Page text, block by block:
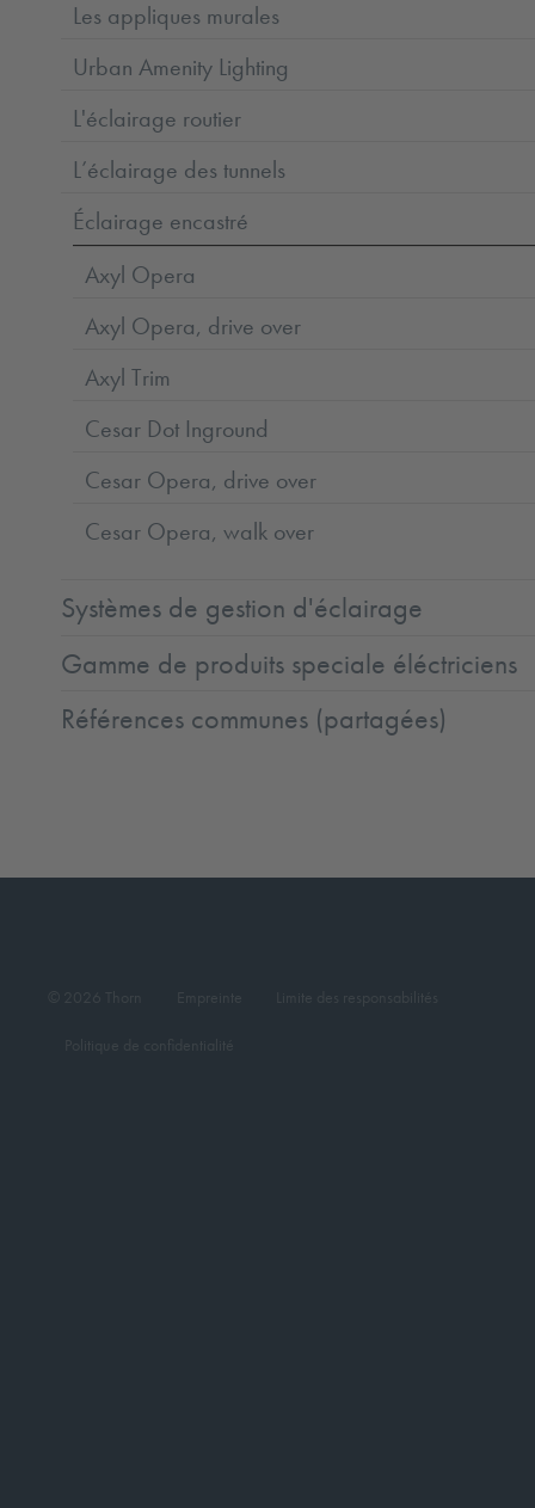
Les appliques murales
Urban Amenity Lighting
L'éclairage routier
L’éclairage des tunnels
Éclairage encastré
Axyl Opera
Axyl Opera, drive over
Axyl Trim
Cesar Dot Inground
Cesar Opera, drive over
Cesar Opera, walk over
Systèmes de gestion d'éclairage
Gamme de produits speciale éléctriciens
Références communes (partagées)